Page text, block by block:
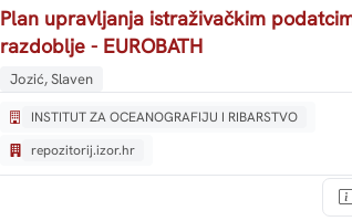
Plan upravljanja istraživačkim
razdoblje - EUROBATH
Jozić, Slaven
INSTITUT ZA OCEANOGRAFIJU I RIBARSTVO
repozitorij.izor.hr